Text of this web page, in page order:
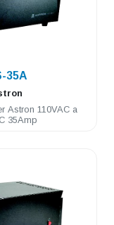
35A
Astron 110VAC a
35Amp